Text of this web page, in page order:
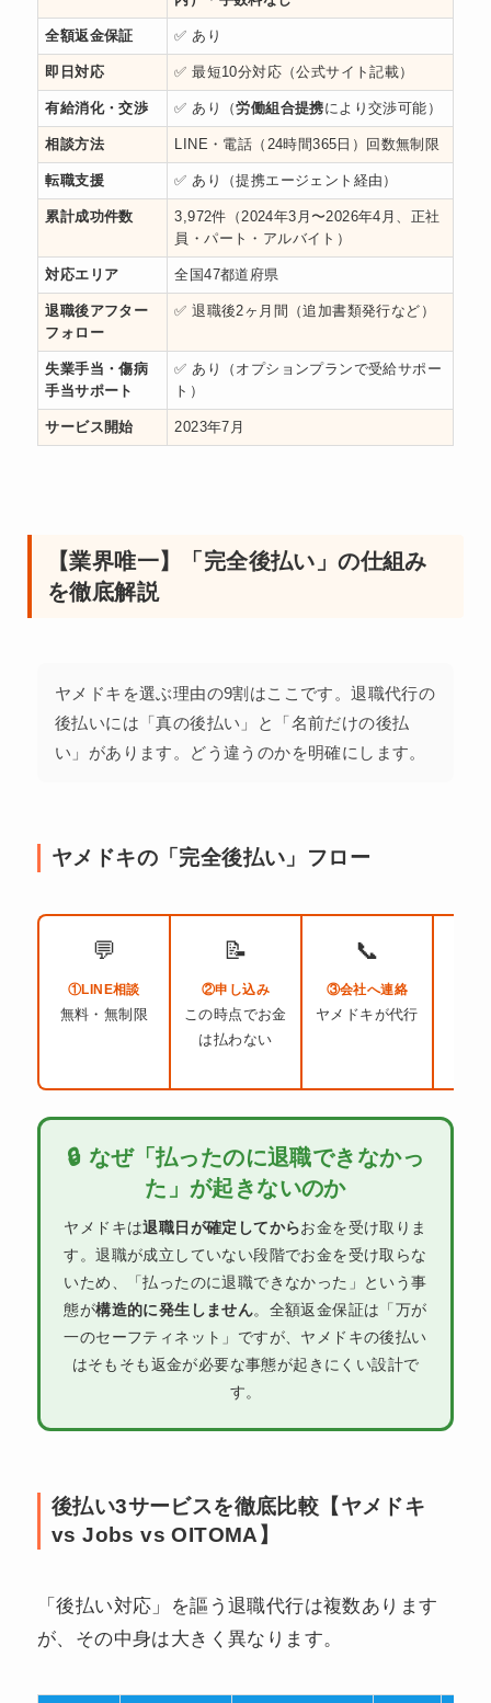
全額返金保証 ✅ あり
即日対応 ✅ 最短10分対応（公式サイト記載）
有給消化・交渉 ✅ あり（労働組合提携により交渉可能）
相談方法 LINE・電話（24時間365日）回数無制限
転職支援 ✅ あり（提携エージェント経由）
累計成功件数
3,972件（2024年3月〜2026年4月、正社
員・パート・アルバイト）
対応エリア 全国47都道府県
退職後アフター
フォロー
✅ 退職後2ヶ月間（追加書類発行など）
失業手当・傷病
手当サポート
✅ あり（オプションプランで受給サポー
ト）
サービス開始 2023年7月
【業界唯一】「完全後払い」の仕組み
を徹底解説
ヤメドキを選ぶ理由の9割はここです。退職代行の
後払いには「真の後払い」と「名前だけの後払
い」があります。どう違うのかを明確にします。
ヤメドキの「完全後払い」フロー
💬
①LINE相談
無料・無制限
📝
②申し込み
この時点でお金
は払わない
📞
③会社へ連絡
ヤメドキが代行
🔒 なぜ「払ったのに退職できなかっ
た」が起きないのか
ヤメドキは退職日が確定してからお金を受け取りま
す。退職が成立していない段階でお金を受け取らな
いため、「払ったのに退職できなかった」という事
態が構造的に発生しません。全額返金保証は「万が
一のセーフティネット」ですが、ヤメドキの後払い
はそもそも返金が必要な事態が起きにくい設計で
す。
後払い3サービスを徹底比較【ヤメドキ
vs Jobs vs OITOMA】
「後払い対応」を謳う退職代行は複数あります
が、その中身は大きく異なります。